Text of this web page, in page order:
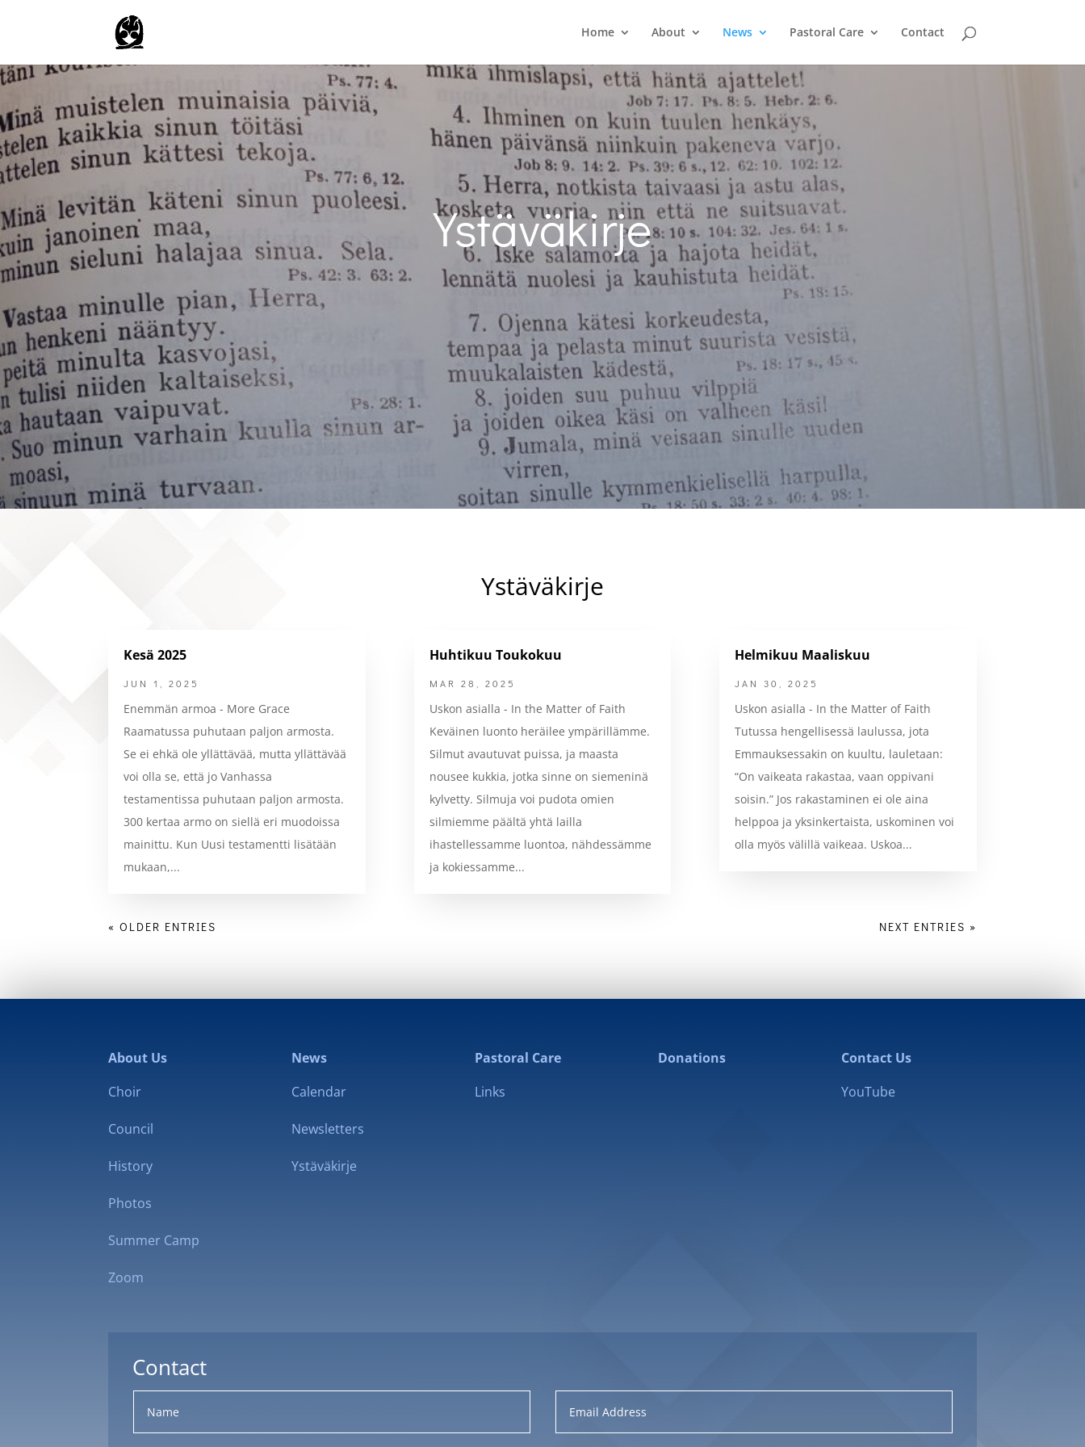
Home About News Pastoral Care Contact
Ystäväkirje
Ystäväkirje
Kesä 2025
JUN 1, 2025
Enemmän armoa - More Grace
Raamatussa puhutaan paljon armosta.
Se ei ehkä ole yllättävää, mutta yllättävää
voi olla se, että jo Vanhassa
testamentissa puhutaan paljon armosta.
300 kertaa armo on siellä eri muodoissa
mainittu. Kun Uusi testamentti lisätään
mukaan,...
Huhtikuu Toukokuu
MAR 28, 2025
Uskon asialla - In the Matter of Faith
Keväinen luonto heräilee ympärillämme.
Silmut avautuvat puissa, ja maasta
nousee kukkia, jotka sinne on siemeninä
kylvetty. Silmuja voi pudota omien
silmiemme päältä yhtä lailla
ihastellessamme luontoa, nähdessämme
ja kokiessamme...
Helmikuu Maaliskuu
JAN 30, 2025
Uskon asialla - In the Matter of Faith
Tutussa hengellisessä laulussa, jota
Emmauksessakin on kuultu, lauletaan:
“On vaikeata rakastaa, vaan oppivani
soisin.” Jos rakastaminen ei ole aina
helppoa ja yksinkertaista, uskominen voi
olla myös välillä vaikeaa. Uskoa...
« OLDER ENTRIES NEXT ENTRIES »
About Us
Choir
Council
History
Photos
Summer Camp
Zoom
News
Calendar
Newsletters
Ystäväkirje
Pastoral Care
Links
Donations
Contact Us
YouTube
Contact